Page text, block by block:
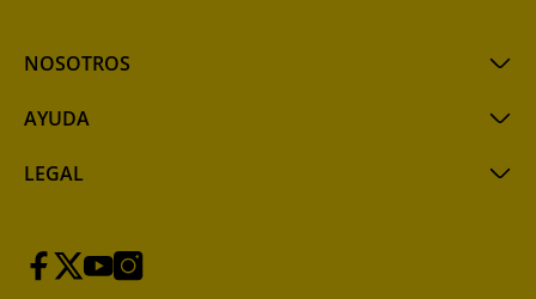
NOSOTROS
AYUDA
LEGAL